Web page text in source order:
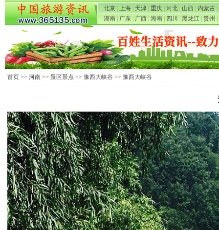
北京 上海 天津 重庆 河北 山西 内蒙古
湖南
广东 广西 海南 四川 黑龙江 贵州
首页 >> 河南 >> 景区景点 >> 豫西大峡谷 >> 豫西大峡谷